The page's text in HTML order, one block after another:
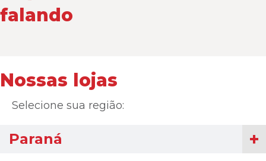
falando
Nossas lojas
Selecione sua região:
Paraná